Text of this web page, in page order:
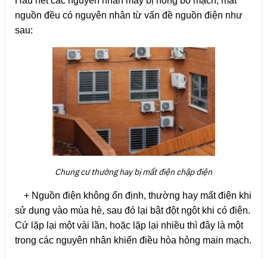
nguồn đều có nguyên nhân từ vấn đề nguồn điện như
sau:
Chung cư thường hay bị mất điện chập điện
+ Nguồn điện không ổn định, thường hay mất điện khi
sử dụng vào mùa hè, sau đó lại bật đột ngột khi có điện.
Cứ lặp lại một vài lần, hoặc lặp lại nhiều thì đây là một
trong các nguyên nhân khiến điều hòa hỏng main mạch.